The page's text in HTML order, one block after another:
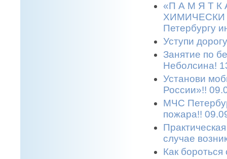
«П А М Я Т
ХИМИЧЕСКИ
Петербургу
Уступи
Занятие по
Неболсина!
Установи
России»!!
МЧС
пожара!!
случае
Как